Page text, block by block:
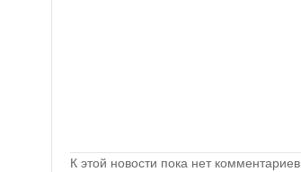
К этой новости пока нет комментариев.